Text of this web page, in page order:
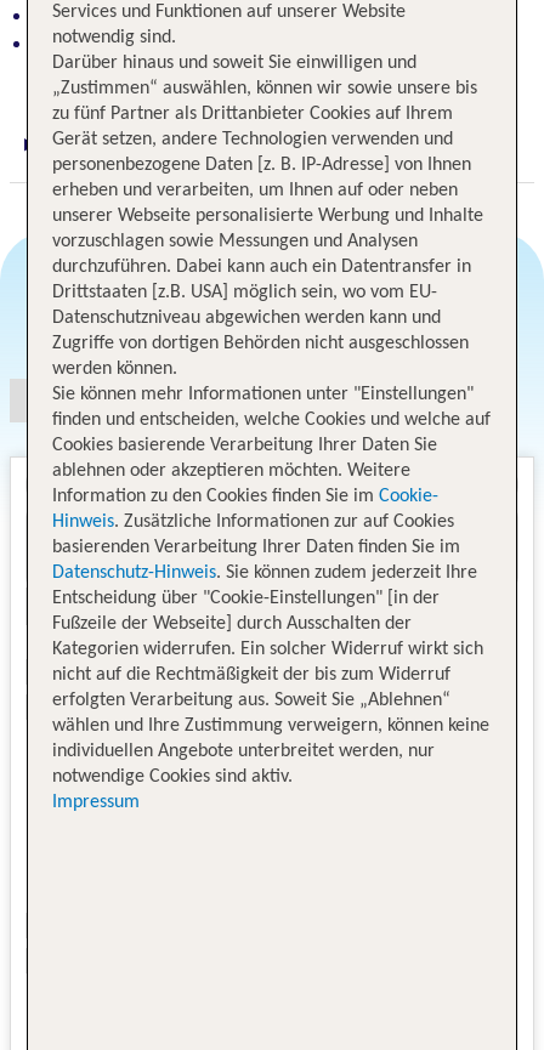
Direkt am wunderschönen Sandstrand
Umgeben von Wäldern und Bergen des Woliner
Nationalparks
Digitaler und telefonischer 24/7 TUI Service
Angebotsauswahl
Services und Funktionen auf unserer Website
notwendig sind.
Darüber hinaus und soweit Sie einwilligen und
„Zustimmen“ auswählen, können wir sowie unsere bis
zu fünf Partner als Drittanbieter Cookies auf Ihrem
Gerät setzen, andere Technologien verwenden und
personenbezogene Daten [z. B. IP-Adresse] von Ihnen
erheben und verarbeiten, um Ihnen auf oder neben
unserer Webseite personalisierte Werbung und Inhalte
vorzuschlagen sowie Messungen und Analysen
durchzuführen. Dabei kann auch ein Datentransfer in
Drittstaaten [z.B. USA] möglich sein, wo vom EU-
Datenschutzniveau abgewichen werden kann und
Zugriffe von dortigen Behörden nicht ausgeschlossen
werden können.
Sie können mehr Informationen unter "Einstellungen"
finden und entscheiden, welche Cookies und welche auf
Cookies basierende Verarbeitung Ihrer Daten Sie
ablehnen oder akzeptieren möchten. Weitere
Information zu den Cookies finden Sie im Cookie-
Hinweis. Zusätzliche Informationen zur auf Cookies
basierenden Verarbeitung Ihrer Daten finden Sie im
Datenschutz-Hinweis. Sie können zudem jederzeit Ihre
Entscheidung über "Cookie-Einstellungen" [in der
Fußzeile der Webseite] durch Ausschalten der
Kategorien widerrufen. Ein solcher Widerruf wirkt sich
nicht auf die Rechtmäßigkeit der bis zum Widerruf
erfolgten Verarbeitung aus. Soweit Sie „Ablehnen“
wählen und Ihre Zustimmung verweigern, können keine
individuellen Angebote unterbreitet werden, nur
notwendige Cookies sind aktiv.
Impressum